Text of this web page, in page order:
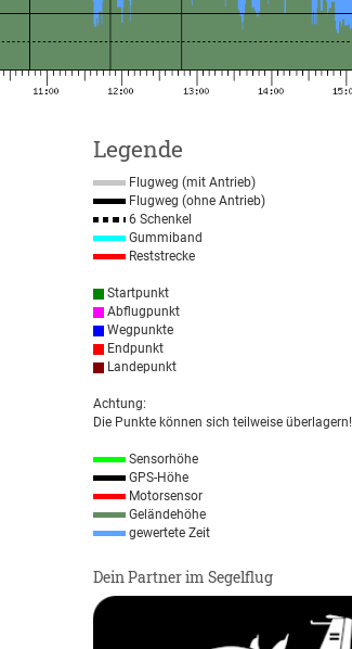
Legende
Flugweg (mit Antrieb)
Flugweg (ohne Antrieb)
6 Schenkel
Gummiband
Reststrecke
Startpunkt
Abflugpunkt
Wegpunkte
Endpunkt
Landepunkt
Achtung:
Die Punkte können sich teilweise überlagern!
Sensorhöhe
GPS-Höhe
Motorsensor
Geländehöhe
gewertete Zeit
Dein Partner im Segelflug